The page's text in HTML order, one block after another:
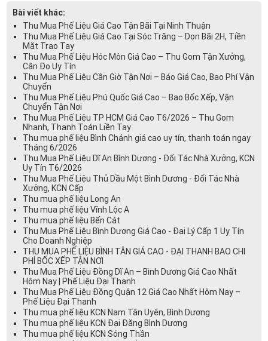
Bài viết khác:
Thu Mua Phế Liệu Giá Cao Tận Bãi Tại Ninh Thuận
Thu Mua Phế Liệu Giá Cao Tại Sóc Trăng – Dọn Bãi 2H, Tiền
Mặt Trao Tay
Thu Mua Phế Liệu Hóc Môn Giá Cao – Thu Gom Tận Xưởng,
Cân Đo Uy Tín
Thu Mua Phế Liệu Cần Giờ Tận Nơi – Báo Giá Cao, Bao Phí Vận
Chuyển
Thu Mua Phế Liệu Phú Quốc Giá Cao – Bao Bốc Xếp, Vận
Chuyển Tận Nơi
Thu Mua Phế Liệu TP HCM Giá Cao T6/2026 – Thu Gom
Nhanh, Thanh Toán Liền Tay
Thu mua phế liệu Bình Chánh giá cao uy tín, thanh toán ngay
Tháng 6/2026
Thu Mua Phế Liệu Dĩ An Bình Dương - Đối Tác Nhà Xưởng, KCN
Uy Tín T6/2026
Thu Mua Phế Liệu Thủ Dầu Một Bình Dương - Đối Tác Nhà
Xưởng, KCN Cấp
Thu mua phế liệu Long An
Thu mua phế liệu Vĩnh Lộc A
Thu mua phế liệu Bến Cát
Thu Mua Phế Liệu Bình Dương Giá Cao - Đại Lý Cấp 1 Uy Tín
Cho Doanh Nghiệp
THU MUA PHẾ LIỆU BÌNH TÂN GIÁ CAO - ĐẠI THANH BAO CHI
PHÍ BỐC XẾP TẬN NƠI
Thu Mua Phế Liệu Đồng Dĩ An – Bình Dương Giá Cao Nhất
Hôm Nay | Phế Liệu Đại Thanh
Thu Mua Phế Liệu Đồng Quận 12 Giá Cao Nhất Hôm Nay –
Phế Liệu Đại Thanh
Thu mua phế liệu KCN Nam Tân Uyên, Bình Dương
Thu mua phế liệu KCN Đại Đăng Bình Dương
Thu mua phế liệu KCN Sóng Thần